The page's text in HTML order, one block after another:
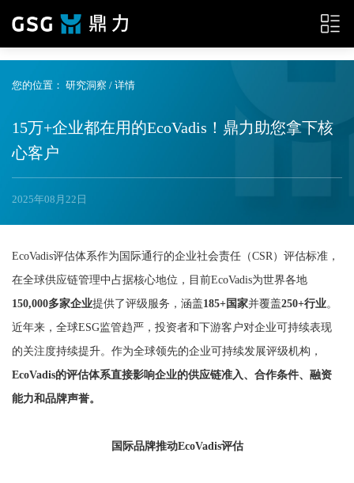
您的位置： 研究洞察 / 详情
15万+企业都在用的EcoVadis！鼎力助您拿下核
心客户
2025年08月22日
EcoVadis评估体系作为国际通行的企业社会责任（CSR）评估标准，
在全球供应链管理中占据核心地位，目前EcoVadis为世界各地
150,000多家企业提供了评级服务，涵盖185+国家并覆盖250+行业。
近年来，全球ESG监管趋严，投资者和下游客户对企业可持续表现
的关注度持续提升。作为全球领先的企业可持续发展评级机构，
EcoVadis的评估体系直接影响企业的供应链准入、合作条件、融资
能力和品牌声誉。
国际品牌推动EcoVadis评估